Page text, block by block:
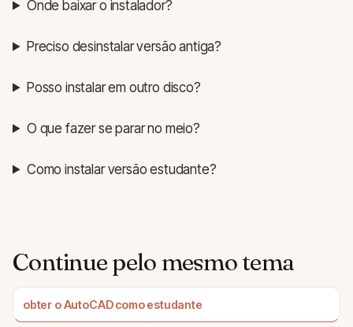
Onde baixar o instalador?
Preciso desinstalar versão antiga?
Posso instalar em outro disco?
O que fazer se parar no meio?
Como instalar versão estudante?
Continue pelo mesmo tema
obter o AutoCAD como estudante